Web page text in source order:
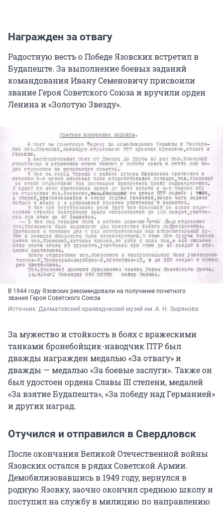
Награжден за отвагу
Радостную весть о Победе Язовских встретил в
Будапеште. За выполнение боевых заданий
командования Ивану Семеновичу присвоили
звание Героя Советского Союза и вручили орден
Ленина и «Золотую Звезду».
В 1944 году Язовских рекомендовали на получение почетного
звания Героя Советского Союза
Источник: Далматовский краеведческий музей им. А. Н. Зырянова
За мужество и стойкость в боях с вражескими
танками бронебойщик-наводчик ПТР был
дважды награжден медалью «За отвагу» и
дважды — медалью «За боевые заслуги». Также он
был удостоен ордена Славы III степени, медалей
«За взятие Будапешта», «За победу над Германией»
и других наград.
Отучился и отправился в Свердловск
После окончания Великой Отечественной войны
Язовских остался в рядах Советской Армии.
Демобилизовавшись в 1949 году, вернулся в
родную Язовку, заочно окончил среднюю школу и
поступил на службу в милицию по направлению